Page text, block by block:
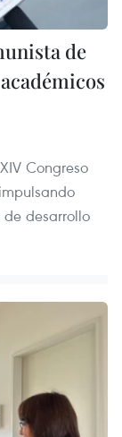
de
Congreso
desarrollo